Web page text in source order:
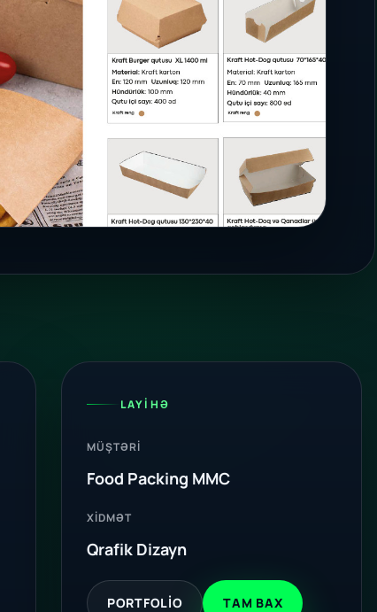
LAYIHƏ
MÜŞTƏRI
Food Packing MMC
XIDMƏT
Qrafik Dizayn
PORTFOLIO TAM BAX